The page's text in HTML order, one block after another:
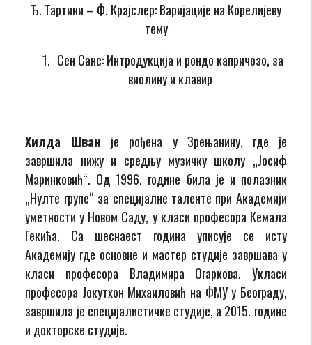
Ђ. Тартини – Ф. Крајслер: Варијације нa Корелијеву
тему
Сен Санс: Интродукција и рондо капричозо, за
виолину и клавир
Хилда Шван je рођена у Зрењанину, где је
завршила нижу и средњу музичку школу „Јосиф
Маринковић“. Од 1996. године била је и полазник
„Нулте групе“ за специјалне таленте при Академији
уметности у Новом Саду, у класи професора Кемала
Гекића. Са шеснаест година уписује се исту
Академију где основне и мастер студије завршава у
класи професора Владимира Огаркова. Укласи
професора Јокутхон Михаиловић на ФМУ у Београду,
завршила је специјалистичке студије, а 2015. године
и докторске студије.